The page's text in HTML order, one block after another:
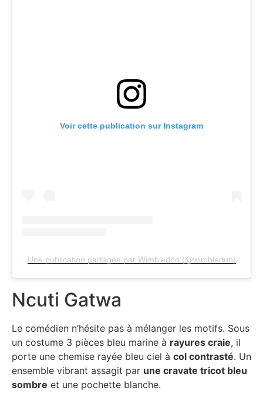
Ncuti Gatwa
Le comédien n’hésite pas à mélanger les motifs. Sous
un costume 3 pièces bleu marine à rayures craie, il
porte une chemise rayée bleu ciel à col contrasté. Un
ensemble vibrant assagit par une cravate tricot bleu
sombre et une pochette blanche.
Voir cette publication sur Instagram
Une publication partagée par Wimbledon (@wimbledon)